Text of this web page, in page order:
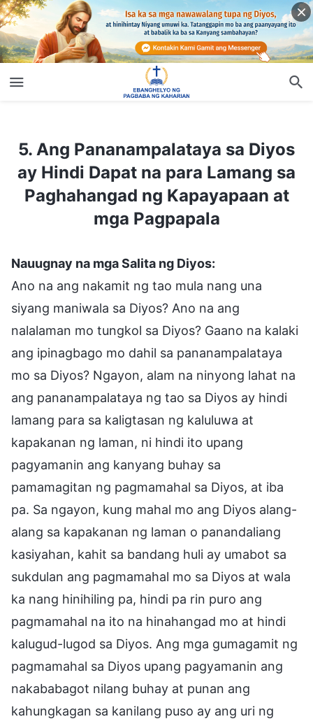
5. Ang Pananampalataya sa Diyos
ay Hindi Dapat na para Lamang sa
Paghahangad ng Kapayapaan at
mga Pagpapala
Nauugnay na mga Salita ng Diyos:
Ano na ang nakamit ng tao mula nang una
siyang maniwala sa Diyos? Ano na ang
nalalaman mo tungkol sa Diyos? Gaano na kalaki
ang ipinagbago mo dahil sa pananampalataya
mo sa Diyos? Ngayon, alam na ninyong lahat na
ang pananampalataya ng tao sa Diyos ay hindi
lamang para sa kaligtasan ng kaluluwa at
kapakanan ng laman, ni hindi ito upang
pagyamanin ang kanyang buhay sa
pamamagitan ng pagmamahal sa Diyos, at iba
pa. Sa ngayon, kung mahal mo ang Diyos alang-
alang sa kapakanan ng laman o panandaliang
kasiyahan, kahit sa bandang huli ay umabot sa
sukdulan ang pagmamahal mo sa Diyos at wala
ka nang hinihiling pa, hindi pa rin puro ang
pagmamahal na ito na hinahangad mo at hindi
kalugud-lugod sa Diyos. Ang mga gumagamit ng
pagmamahal sa Diyos upang pagyamanin ang
nakababagot nilang buhay at punan ang
kahungkagan sa kanilang puso ay ang uri ng